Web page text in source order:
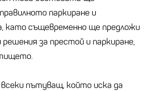
паркиране и
като същевременно ще предложи
решения за престой и паркиране,
то.
пътуващ, който иска да